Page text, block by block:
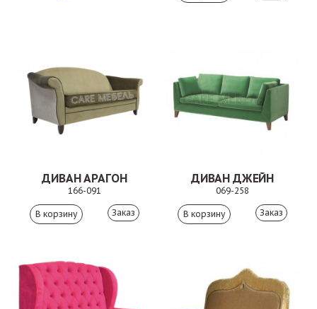
ДИВАН АРАГОН
166-091
Заказ
ДИВАН ДЖЕЙН
069-258
Заказ